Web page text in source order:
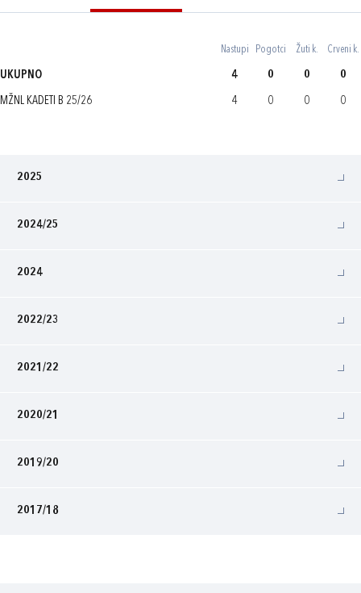
Nastupi Pogotci Žuti k. Crveni k.
UKUPNO 4 0 0 0
MŽNL KADETI B 25/26 4 0 0 0
2025
2024/25
2024
2022/23
2021/22
2020/21
2019/20
2017/18